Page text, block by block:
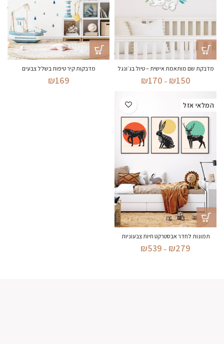
מדבקת שם מותאמת אישית – טיול בג׳ונגל
₪150
–
₪170
עד
⁦₪170⁩
מדבקות קיר טיפות בשלל צבעים
₪169
המלאי אזל
תמונות לחדר אבסטרקט חיות צבעוניות
₪279
–
₪539